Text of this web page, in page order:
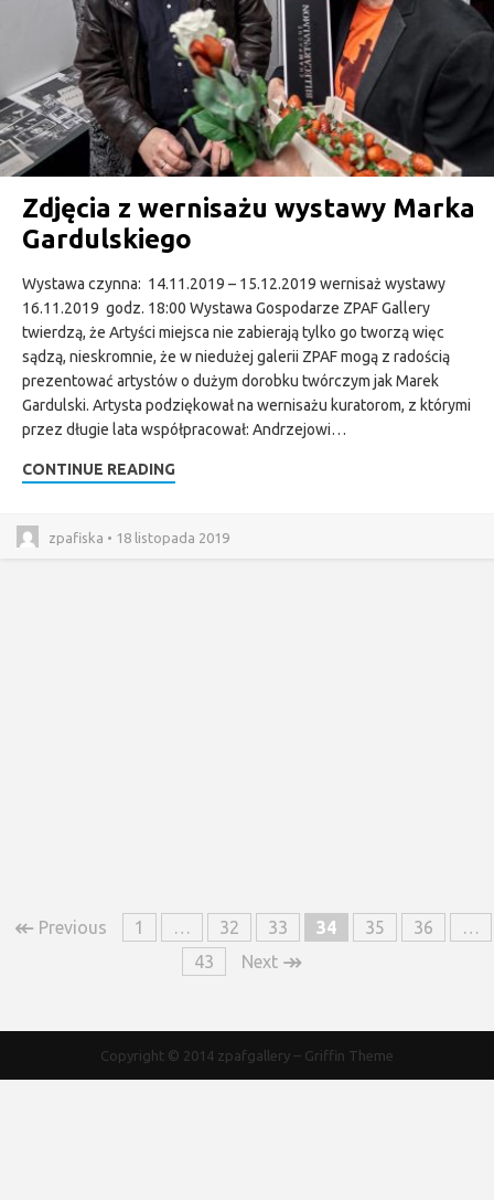
Zdjęcia z wernisażu wystawy Marka
Gardulskiego
Wystawa czynna: 14.11.2019 – 15.12.2019 wernisaż wystawy
16.11.2019 godz. 18:00 Wystawa Gospodarze ZPAF Gallery
twierdzą, że Artyści miejsca nie zabierają tylko go tworzą więc
sądzą, nieskromnie, że w niedużej galerii ZPAF mogą z radością
prezentować artystów o dużym dorobku twórczym jak Marek
Gardulski. Artysta podziękował na wernisażu kuratorom, z którymi
przez długie lata współpracował: Andrzejowi…
CONTINUE READING
zpafiska • 18 listopada 2019
↞ Previous 1 … 32 33 34 35 36
…
43
Next ↠
Copyright © 2014 zpafgallery – Griffin Theme